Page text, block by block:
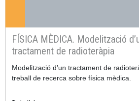
FÍSICA MÈDICA. Modelització
tractament de radioteràpia
Resum
Modelització d’un tractament de
treball de recerca sobre física mèdica.